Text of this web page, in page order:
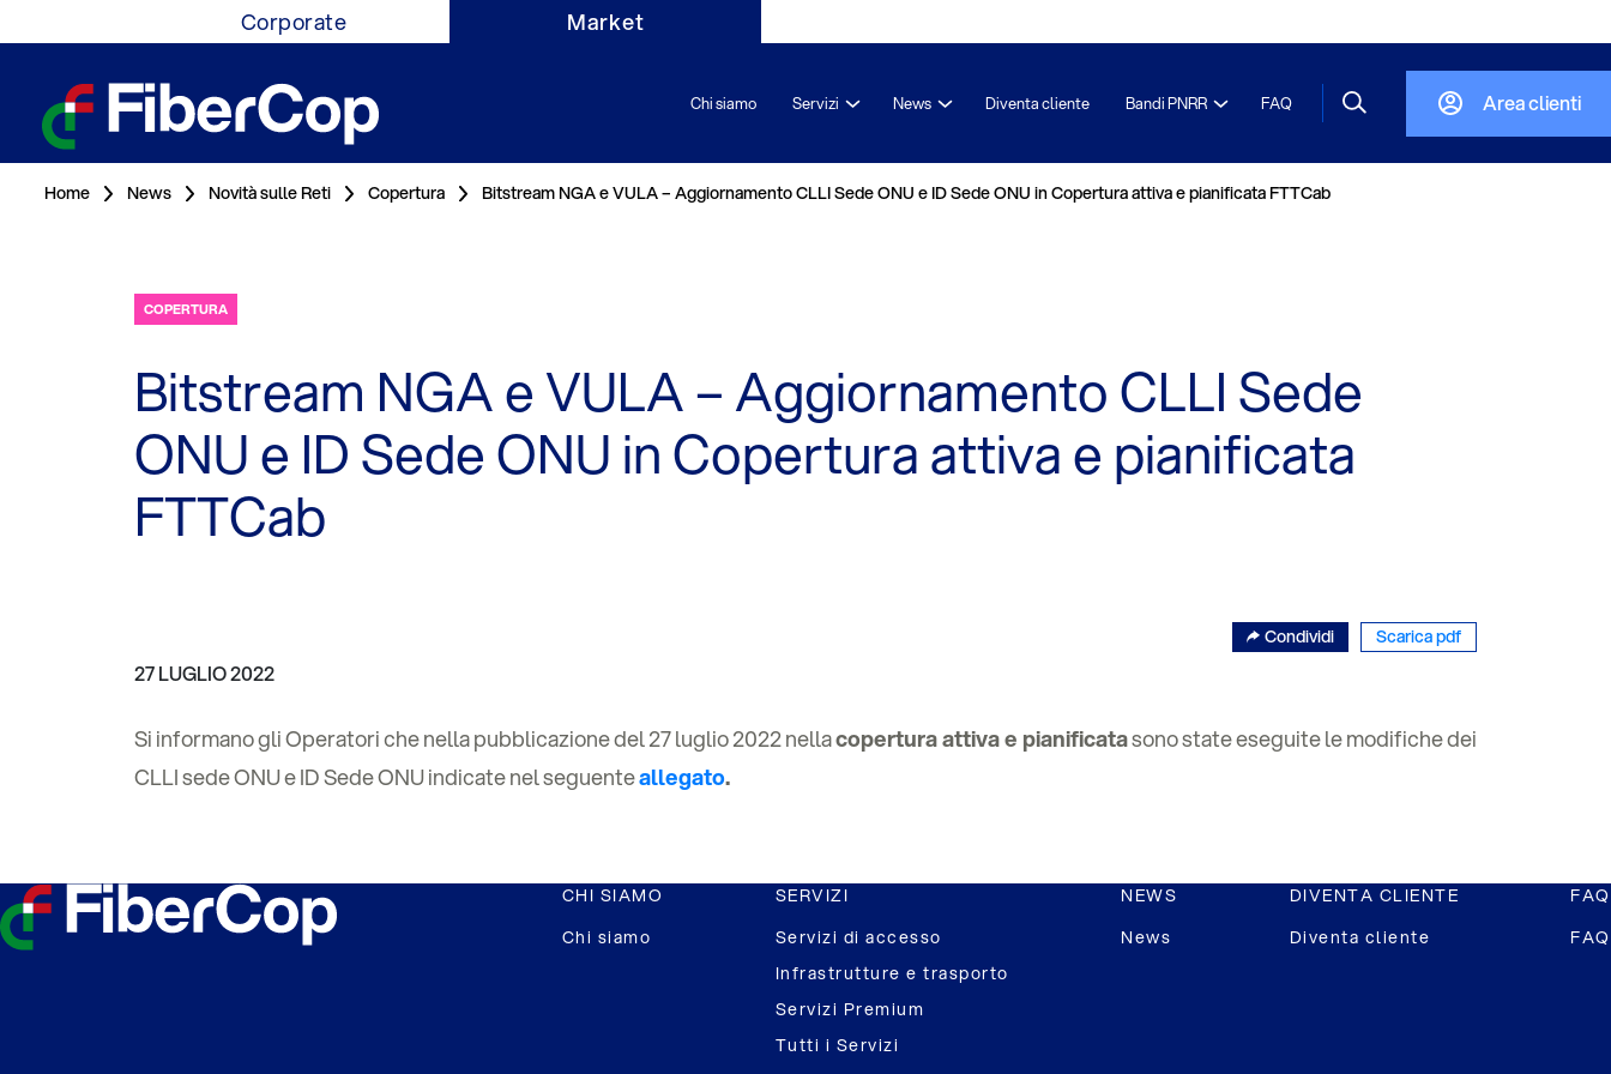
Corporate Market
Chi siamo Servizi News Diventa cliente Bandi PNRR FAQ Area clienti
Home News Novità sulle Reti Copertura Bitstream NGA e VULA – Aggiornamento CLLI Sede ONU e ID Sede ONU in Copertura attiva e pianificata FTTCab
COPERTURA
Bitstream NGA e VULA – Aggiornamento CLLI Sede
ONU e ID Sede ONU in Copertura attiva e pianificata
FTTCab
Condividi Scarica pdf
27 LUGLIO 2022
Si informano gli Operatori che nella pubblicazione del 27 luglio 2022 nellacopertura attiva e pianificatasono state eseguite le modifiche dei
CLLI sede ONU e ID Sede ONU indicate nel seguenteallegato.
CHI SIAMO
Chi siamo
SERVIZI
Servizi di accesso
Infrastrutture e trasporto
Servizi Premium
Tutti i Servizi
NEWS
News
DIVENTA CLIENTE
Diventa cliente
FAQ
FAQ